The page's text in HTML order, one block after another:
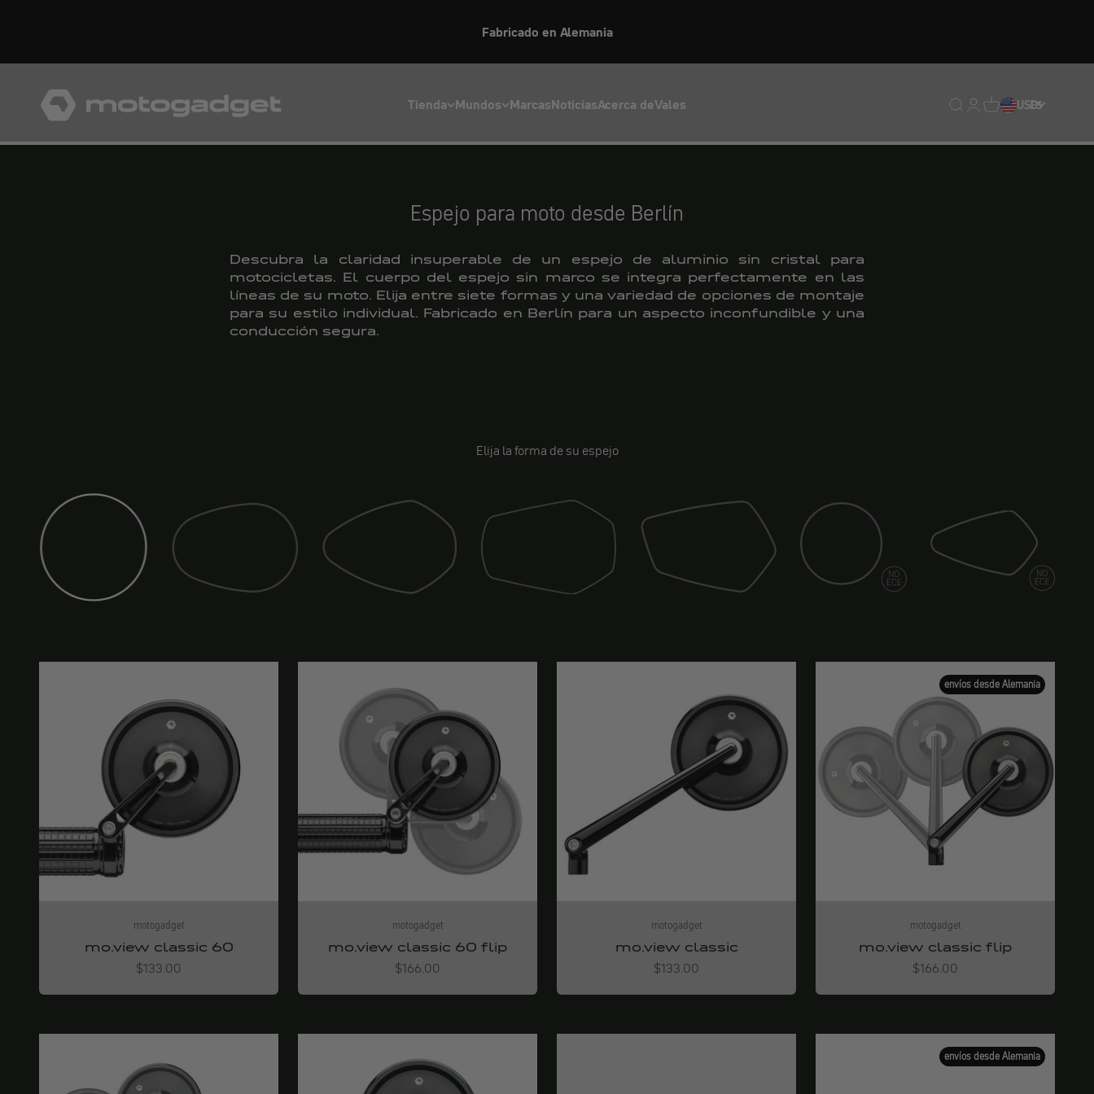
Fabricado en Alemania
Tienda Mundos MarcasNoticiasAcerca deVales
motogadget GmbH
Traducción pendiente:
Traducción
Traducción
USDES
Espejo
Espejo para moto desde Berlín
Descubra la claridad insuperable de un espejo de aluminio sin cristal para
motocicletas. El cuerpo del espejo sin marco se integra perfectamente en las
líneas de su moto. Elija entre siete formas y una variedad de opciones de montaje
para su estilo individual. Fabricado en Berlín para un aspecto inconfundible y una
conducción segura.
Elija la forma de su espejo
Espejo (clásico) Espejo (club) Espejo (deporte) Espejo (deriva) Espejo (carrera) Espejo (espía) Espejo (hoja)
motogadget
mo.view classic 60
Angebot
$133.00
motogadget
mo.view classic 60 flip
Angebot
$166.00
motogadget
mo.view classic
Angebot
$133.00
envíos desde Alemania
motogadget
mo.view classic flip
Angebot
$166.00
envíos desde Alemania